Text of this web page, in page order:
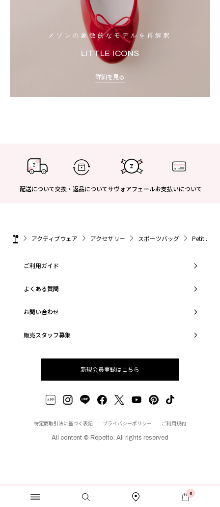
0
メゾンの象徴的なモデルを再解釈
LITTLE ICONS
詳細を見る
配送について交換・返品についてサヴォアフェールお支払いについて
アクティブウェア アクセサリー スポーツバッグ Petit バッ
ご利用ガイド
よくある質問
お問い合わせ
販売スタッフ募集
新規会員登録はこちら
特定商取引法に基づく表記 プライバシーポリシー ご利用規約
All content © Repetto. All rights reserved